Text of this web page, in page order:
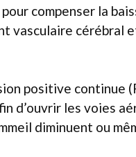
compenser la
vasculaire cérébral
positive continue
d’ouvrir les voies
diminuent ou